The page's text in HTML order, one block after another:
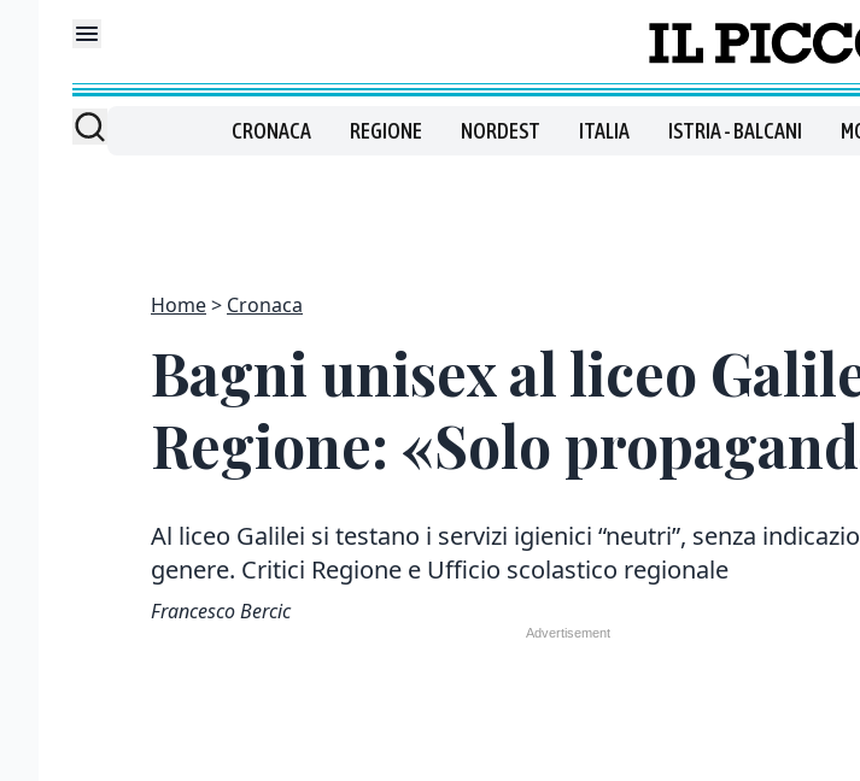
CRONACA REGIONE NORDEST ITALIA ISTRIA - BALCANI
Home Cronaca
Bagni unisex al liceo
Regione: «Solo
Al liceo Galilei si testano i servizi igienici “neutri”, senza
genere. Critici Regione e Ufficio scolastico regionale
Francesco Bercic